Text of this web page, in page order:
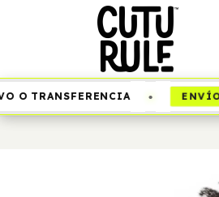
TRANSFERENCIA • ENVÍOS